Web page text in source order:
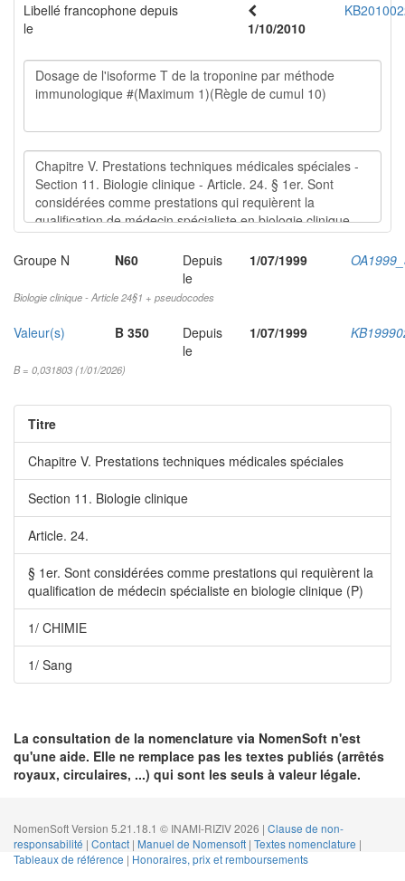
Libellé francophone depuis
le
1/10/2010
Groupe N N60
Depuis
le
1/07/1999
Biologie clinique - Article 24§1 + pseudocodes
Valeur(s) B 350
Depuis
le
1/07/1999
B = 0,031803 (1/01/2026)
Titre
Chapitre V. Prestations techniques médicales spéciales
Section 11. Biologie clinique
Article. 24.
§ 1er. Sont considérées comme prestations qui requièrent la
qualification de médecin spécialiste en biologie clinique (P)
1/ CHIMIE
1/ Sang
La consultation de la nomenclature via NomenSoft n'est
qu'une aide. Elle ne remplace pas les textes publiés (arrêtés
royaux, circulaires, ...) qui sont les seuls à valeur légale.
NomenSoft Version 5.21.18.1 © INAMI-RIZIV 2026 | Clause de non-
responsabilité | Contact | Manuel de Nomensoft | Textes nomenclature |
Tableaux de référence | Honoraires, prix et remboursements